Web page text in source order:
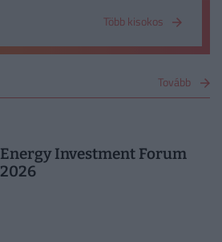
Több kisokos
Tovább
Energy Investment Forum
2026